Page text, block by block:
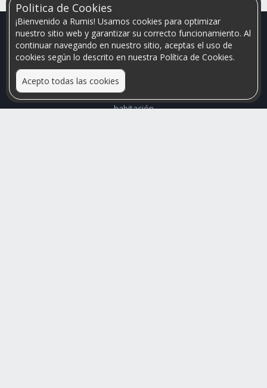
Politica de Cookies
¡Bienvenido a Rumis! Usamos cookies para optimizar
nuestro sitio web y garantizar su correcto funcionamiento. Al
continuar navegando en nuestro sitio, aceptas el uso de
cookies según lo descrito en nuestra Política de Cookies.
Acepto todas las cookies
Relacionamos personas que arriendan con las que buscan una
habitación